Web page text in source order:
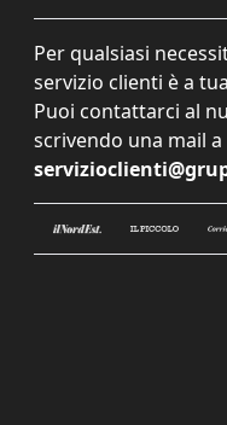
Per qualsiasi
servizio clienti è a
Puoi contattarci al
scrivendo una mail a